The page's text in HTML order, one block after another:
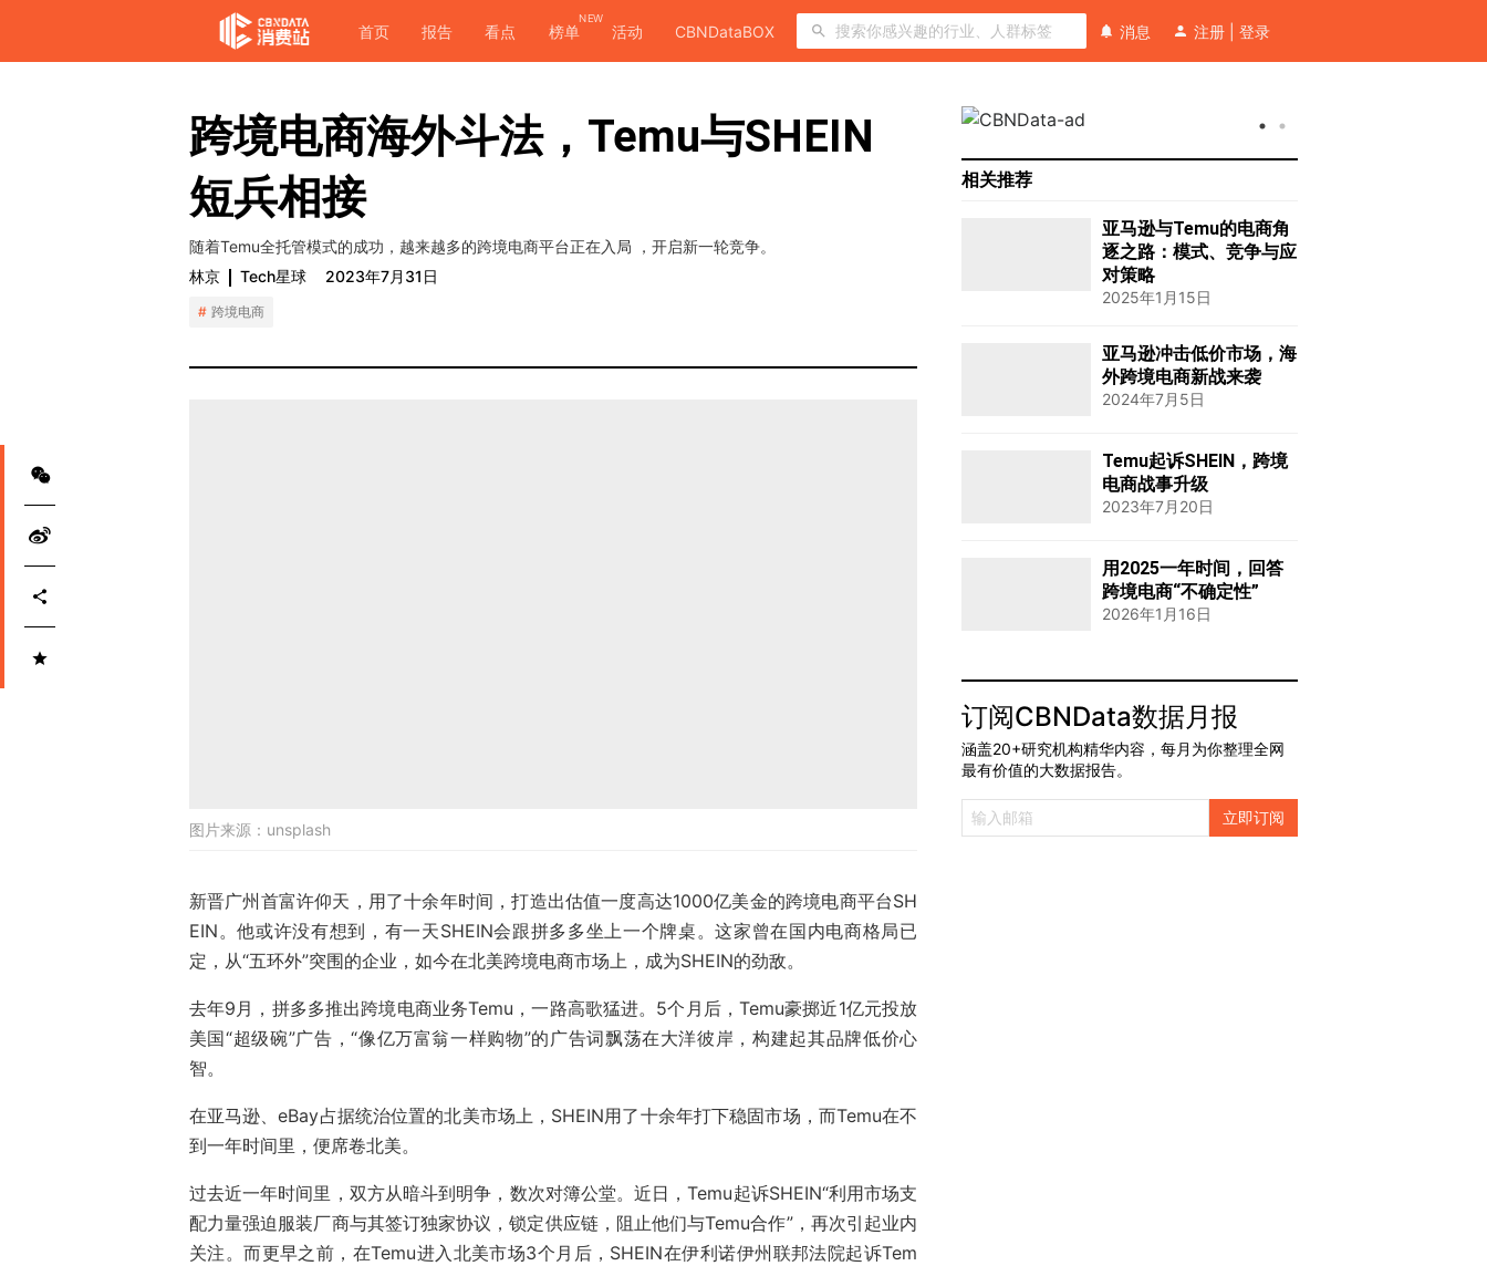
首页 报告 看点 榜单
NEW
活动 CBNDataBOX 消息 注册 登录
跨境电商海外斗法，Temu与SHEIN
短兵相接
随着Temu全托管模式的成功，越来越多的跨境电商平台正在入局 ，开启新一轮竞争。
林京
Tech星球 2023年7月31日
跨境电商
图片来源： unsplash
新晋广州首富许仰天，用了十余年时间，打造出估值一度高达1000亿美金的跨境电商平台SH
EIN。他或许没有想到，有一天SHEIN会跟拼多多坐上一个牌桌。这家曾在国内电商格局已
定，从“五环外”突围的企业，如今在北美跨境电商市场上，成为SHEIN的劲敌。
去年9月，拼多多推出跨境电商业务Temu，一路高歌猛进。5个月后，Temu豪掷近1亿元投放
美国“超级碗”广告，“像亿万富翁一样购物”的广告词飘荡在大洋彼岸，构建起其品牌低价心
智。
在亚马逊、eBay占据统治位置的北美市场上，SHEIN用了十余年打下稳固市场，而Temu在不
到一年时间里，便席卷北美。
过去近一年时间里，双方从暗斗到明争，数次对簿公堂。近日，Temu起诉SHEIN“利用市场支
配力量强迫服装厂商与其签订独家协议，锁定供应链，阻止他们与Temu合作”，再次引起业内
关注。而更早之前，在Temu进入北美市场3个月后，SHEIN在伊利诺伊州联邦法院起诉Tem
相关推荐
亚马逊与Temu的电商角
逐之路：模式、竞争与应
对策略
2025年1月15日
亚马逊冲击低价市场，海
外跨境电商新战来袭
2024年7月5日
Temu起诉SHEIN，跨境
电商战事升级
2023年7月20日
用2025一年时间，回答
跨境电商“不确定性”
2026年1月16日
订阅CBNData数据月报
涵盖20+研究机构精华内容，每月为你整理全网
最有价值的大数据报告。
立即订阅